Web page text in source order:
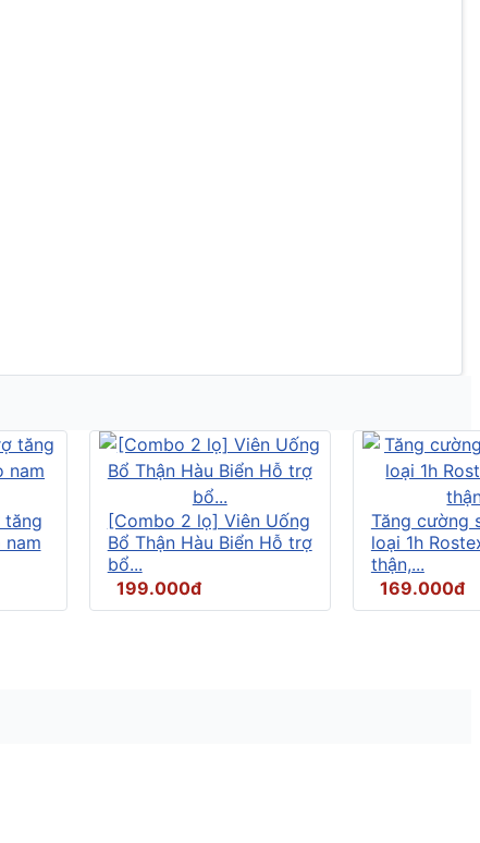
tăng
[Combo 2 lọ] Viên Uống
Bổ Thận Hàu Biển Hỗ trợ
bổ...
199.000đ
Tăng cường
loại 1h
thận,...
169.000đ